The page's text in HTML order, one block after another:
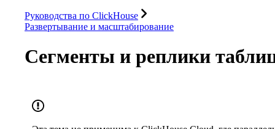
Руководства по ClickHouse
Развертывание и масштабирование
Сегменты и реплики